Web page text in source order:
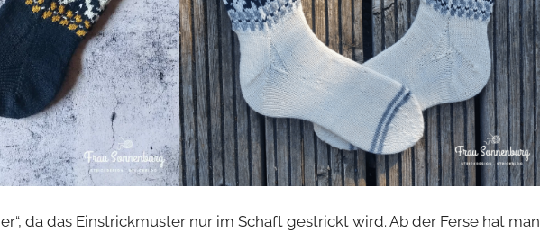
da das Einstrickmuster nur im Schaft gestrickt wird. Ab der Ferse hat man